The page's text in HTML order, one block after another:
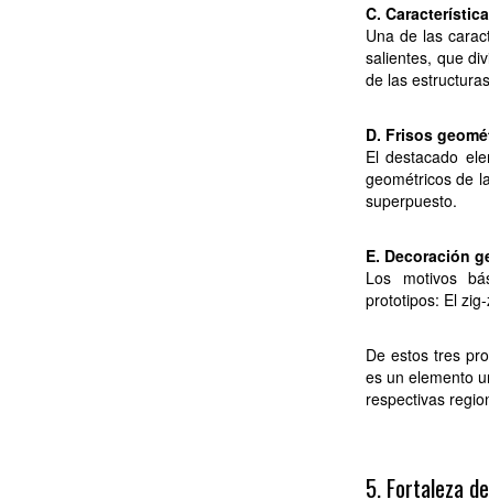
C.
Una de las
salientes, que
de las
D. Frisos
El destacado
geométricos de
superpuesto.
E. Decoración
Los motivos
prototipos: El
De estos tres
es un elemento
respectivas
5. Fortaleza